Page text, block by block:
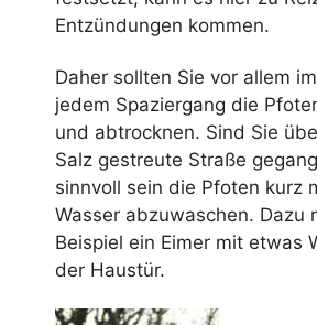
Entzündungen kommen.
Daher sollten Sie vor allem
jedem Spaziergang die
und abtrocknen. Sind Sie
Salz gestreute Straße
sinnvoll sein die Pfoten kurz
Wasser abzuwaschen. Dazu
Beispiel ein Eimer mit etwas
der Haustür.